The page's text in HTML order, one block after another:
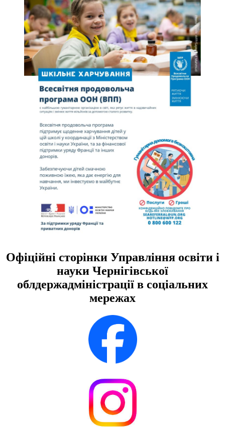
Офіційні сторінки Управління освіти і
науки Чернігівської
облдержадміністрації в соціальних
мережах